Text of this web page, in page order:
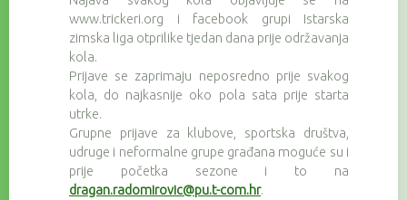
www.trickeri.org i facebook grupi Istarska
zimska liga otprilike tjedan dana prije održavanja
kola.
Prijave se zaprimaju neposredno prije svakog
kola, do najkasnije oko pola sata prije starta
utrke.
Grupne prijave za klubove, sportska društva,
udruge i neformalne grupe građana moguće su i
prije početka sezone i to na
dragan.radomirovic@pu.t-com.hr.